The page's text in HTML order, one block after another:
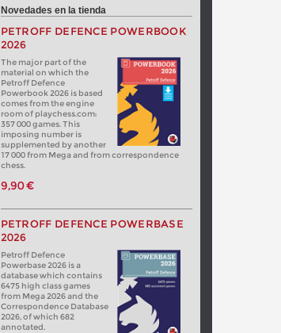
Novedades en la tienda
PETROFF DEFENCE POWERBOOK
2026
The major part of the
material on which the
Petroff Defence
Powerbook 2026 is based
comes from the engine
room of playchess.com:
357 000 games. This
imposing number is
supplemented by another
17 000 from Mega and from correspondence
chess.
9,90 €
PETROFF DEFENCE POWERBASE
2026
Petroff Defence
Powerbase 2026 is a
database which contains
6475 high class games
from Mega 2026 and the
Correspondence Database
2026, of which 682
annotated.